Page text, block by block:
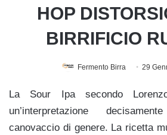
HOP
BIRRIFICIO
Fermento Birra 29
La Sour Ipa secondo
un’interpretazione
canovaccio di genere. La ricetta